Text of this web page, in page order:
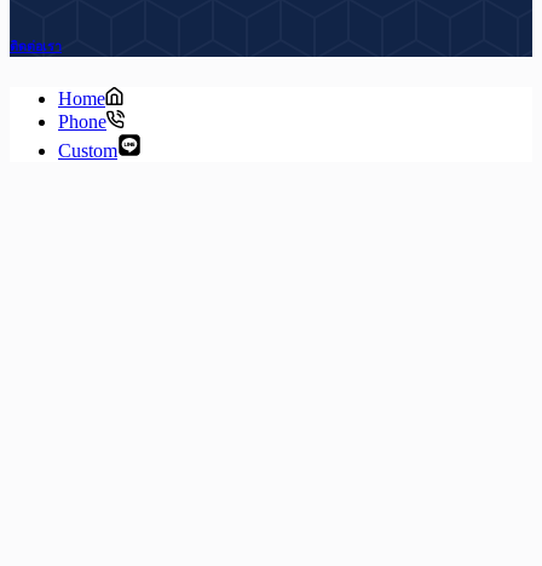
ติดต่อเรา
Home
Phone
Custom